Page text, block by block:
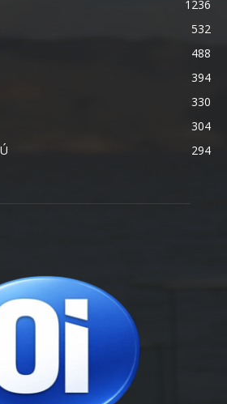
1236
532
488
394
330
304
294